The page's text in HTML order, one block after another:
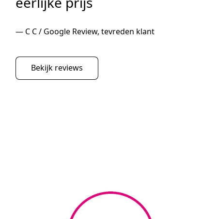
— C C / Google Review, tevreden klant
Bekijk reviews